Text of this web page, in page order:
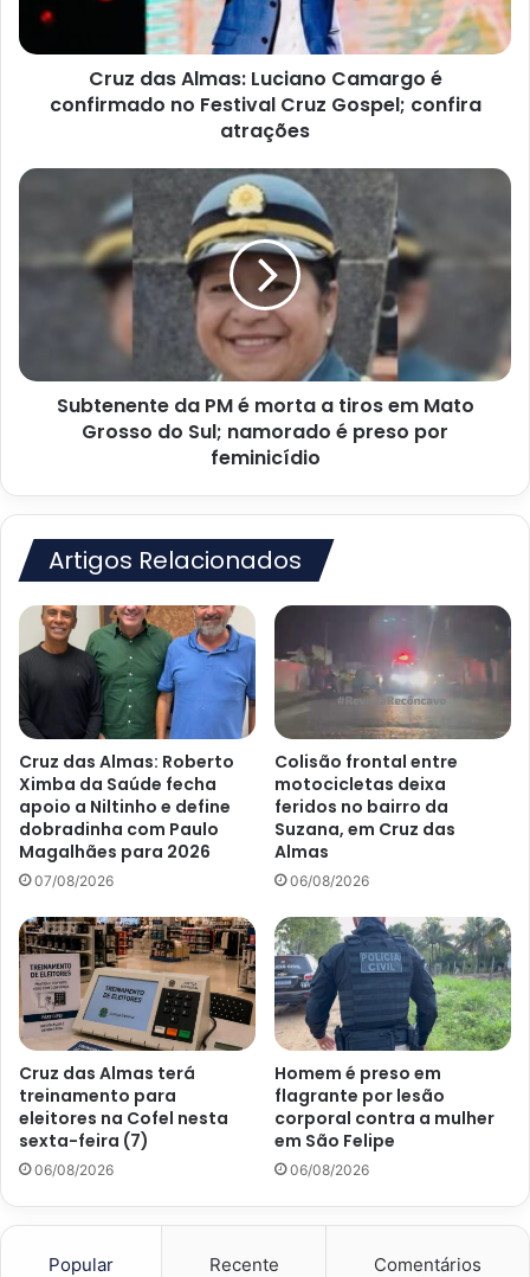
Festival
Gospel;
Cruz das Almas: Luciano Camargo é
confirmado no Festival Cruz Gospel; confira
atrações
Subtenente
Mato
Grosso
por
feminicídio
Subtenente da PM é morta a tiros em Mato
Grosso do Sul; namorado é preso por
feminicídio
Artigos Relacionados
Cruz das Almas: Roberto
Ximba da Saúde fecha
apoio a Niltinho e define
dobradinha com Paulo
Magalhães para 2026
07/08/2026
Colisão frontal entre
motocicletas deixa
feridos no bairro da
Suzana, em Cruz das
Almas
06/08/2026
Cruz das Almas terá
treinamento para
eleitores na Cofel nesta
sexta-feira (7)
06/08/2026
Homem é preso em
flagrante por lesão
corporal contra a mulher
em São Felipe
06/08/2026
Popular Recente Comentários